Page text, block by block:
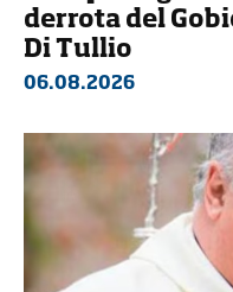
derrota del
Di Tullio
06.08.2026